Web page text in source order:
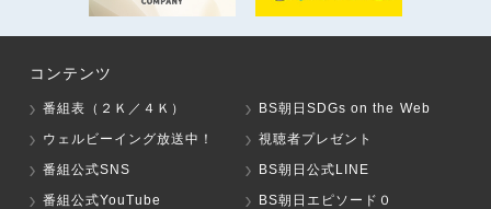
コンテンツ
番組表（２Ｋ／４Ｋ）
BS朝日SDGs on the Web
ウェルビーイング放送中！
視聴者プレゼント
番組公式SNS
BS朝日公式LINE
番組公式YouTube
BS朝日エピソード０